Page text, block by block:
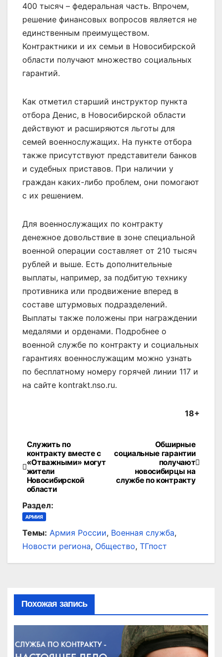
400 тысяч – федеральная часть. Впрочем,
решение финансовых вопросов является не
единственным преимуществом.
Контрактники и их семьи в Новосибирской
области получают множество социальных
гарантий.
Как отметил старший инструктор пункта
отбора Денис, в Новосибирской области
действуют и расширяются льготы для
семей военнослужащих. На пункте отбора
также присутствуют представители банков
и судебных приставов. При наличии у
граждан каких-либо проблем, они помогают
с их решением.
Для военнослужащих по контракту
денежное довольствие в зоне специальной
военной операции составляет от 210 тысяч
рублей и выше. Есть дополнительные
выплаты, например, за подбитую технику
противника или продвижение вперед в
составе штурмовых подразделений.
Выплаты также положены при награждении
медалями и орденами. Подробнее о
военной службе по контракту и социальных
гарантиях военнослужащим можно узнать
по бесплатному номеру горячей линии 117 и
на сайте kontrakt.nso.ru.
18+
Навигация
по
записям
Обширные
социальные гарантии
получают
новосибирцы на
службе по контракту
Служить по
контракту вместе с
«Отважными» могут
жители
Новосибирской
области
Раздел:
АРМИЯ
Темы: Армия России, Военная служба,
Новости региона, Общество, ТГпост
Похожая запись